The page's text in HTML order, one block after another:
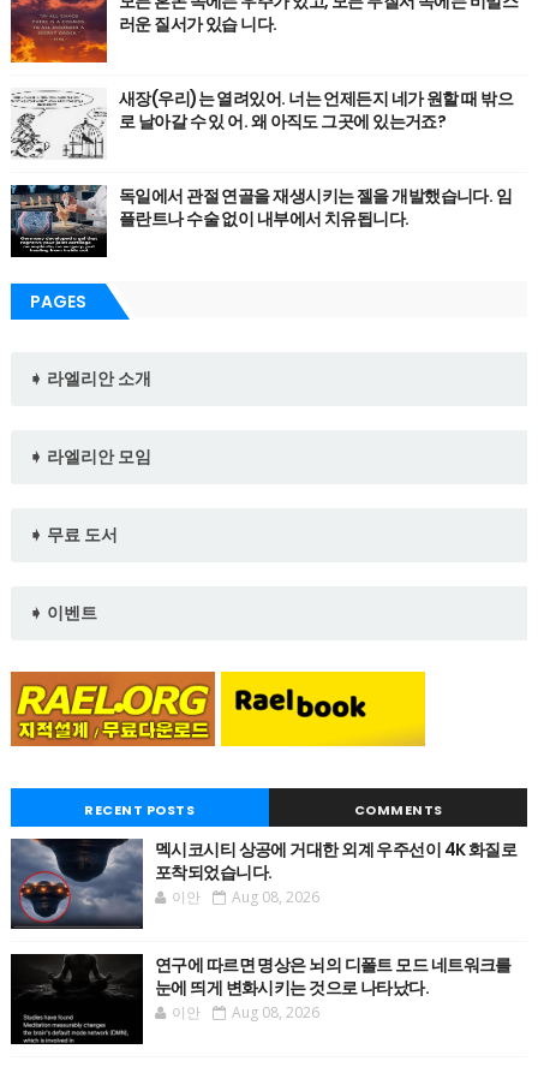
러운 질서가 있습 니다.
새장(우리)는 열려있어. 너는 언제든지 네가 원할 때 밖으
로 날아갈 수 있 어. 왜 아직도 그곳에 있는거죠?
독일에서 관절 연골을 재생시키는 젤을 개발했습니다. 임
플란트나 수술 없이 내부에서 치유됩니다.
PAGES
➧ 라엘리안 소개
➧ 라엘리안 모임
➧ 무료 도서
➧ 이벤트
RECENT POSTS COMMENTS
멕시코시티 상공에 거대한 외계 우주선이 4K 화질로
포착되었습니다.
이안 Aug 08, 2026
연구에 따르면 명상은 뇌의 디폴트 모드 네트워크를
눈에 띄게 변화시키는 것으로 나타났다.
이안 Aug 08, 2026